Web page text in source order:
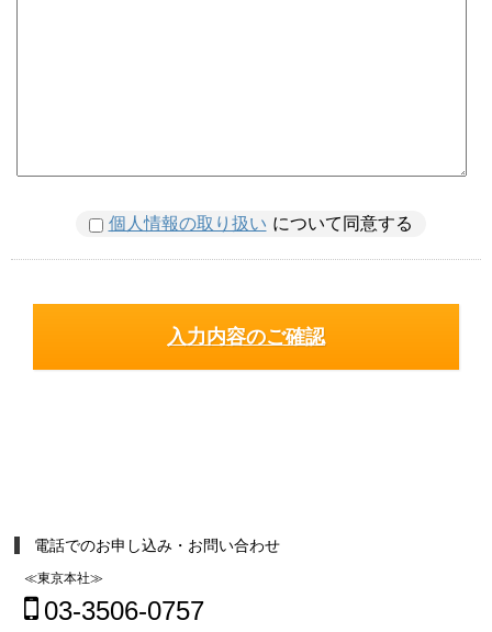
個人情報の取り扱い について同意する
電話でのお申し込み・お問い合わせ
≪東京本社≫
03-3506-0757